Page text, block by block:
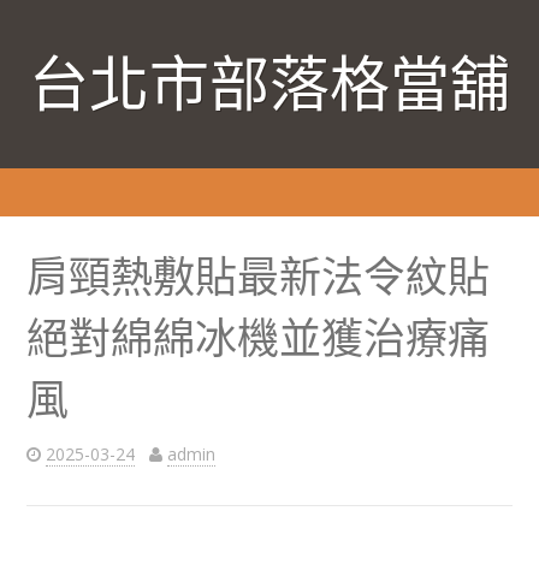
台北市部落格當舖
肩頸熱敷貼最新法令紋貼
絕對綿綿冰機並獲治療痛
風
2025-03-24 admin